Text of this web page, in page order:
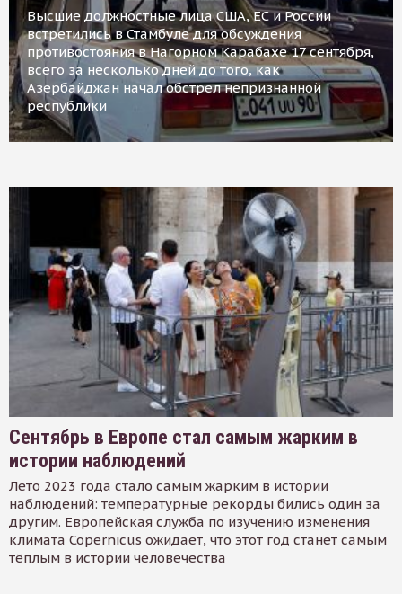
Высшие должностные лица США, ЕС и России
встретились в Стамбуле для обсуждения
противостояния в Нагорном Карабахе 17 сентября,
всего за несколько дней до того, как
Азербайджан начал обстрел непризнанной
республики
Сентябрь в Европе стал самым жарким в
истории наблюдений
Лето 2023 года стало самым жарким в истории
наблюдений: температурные рекорды бились один за
другим. Европейская служба по изучению изменения
климата Copernicus ожидает, что этот год станет самым
тёплым в истории человечества